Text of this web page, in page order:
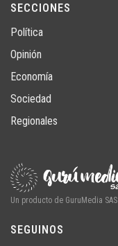
SECCIONES
Política
Opinión
Economía
Sociedad
Regionales
Un producto de GuruMedia SAS
SEGUINOS